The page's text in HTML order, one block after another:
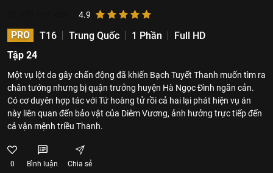
4.9
PRO T16 Trung Quốc 1 Phần
Full HD
Tập 24
Một vụ lột da gây chấn động đã khiến Bạch Tuyết Thanh muốn tìm ra
chân tướng nhưng bị quận trưởng huyện Hà Ngọc Đình ngăn cản.
Có cơ duyên hợp tác với Tứ hoàng tử rồi cả hai lại phát hiện vụ án
này liên quan đến bảo vật của Diêm Vương, ảnh hưởng trực tiếp đến
cả vận mệnh triều Thanh.
0 Bình luận Chia sẻ